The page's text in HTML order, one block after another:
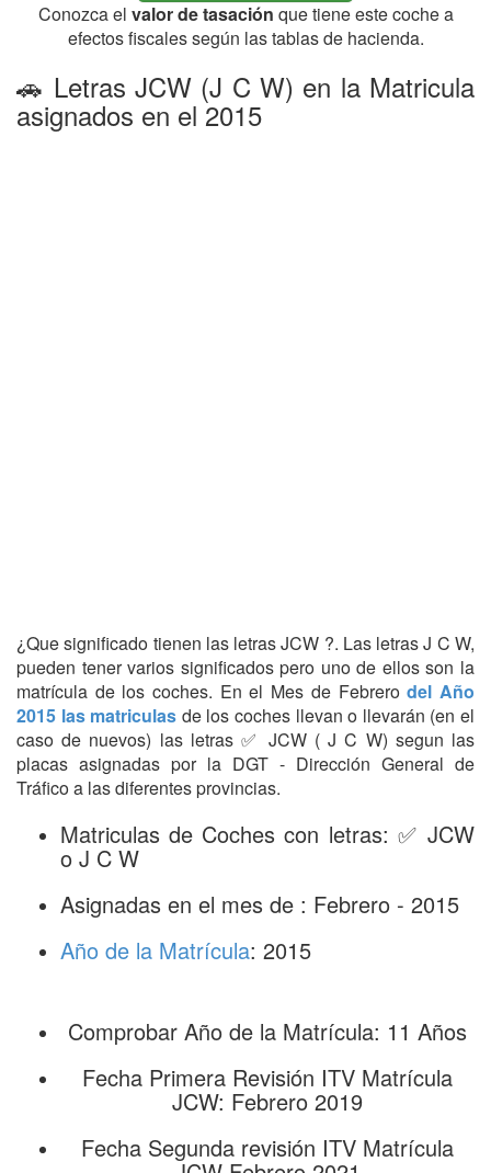
Conozca el valor de tasación que tiene este coche a
efectos fiscales según las tablas de hacienda.
🚗 Letras JCW (J C W) en la Matricula
asignados en el 2015
¿Que significado tienen las letras JCW ?. Las letras J C W,
pueden tener varios significados pero uno de ellos son la
matrícula de los coches. En el Mes de Febrerodel Año
2015 las matriculas de los coches llevan o llevarán (en el
caso de nuevos) las letras ✅ JCW ( J C W) segun las
placas asignadas por la DGT - Dirección General de
Tráfico a las diferentes provincias.
Matriculas de Coches con letras: ✅ JCW
o J C W
Asignadas en el mes de : Febrero - 2015
Año de la Matrícula: 2015
Comprobar Año de la Matrícula: 11 Años
Fecha Primera Revisión ITV Matrícula
JCW: Febrero 2019
Fecha Segunda revisión ITV Matrícula